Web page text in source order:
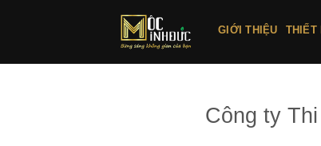
GIỚI THIỆU THIẾT
Công ty